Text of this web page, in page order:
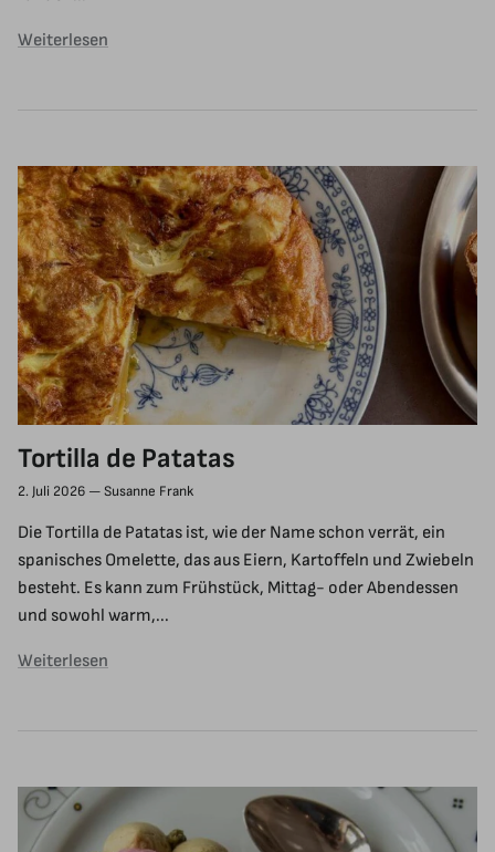
Weiterlesen
Tortilla de Patatas
2. Juli 2026 —Susanne Frank
Die Tortilla de Patatas ist, wie der Name schon verrät, ein
spanisches Omelette, das aus Eiern, Kartoffeln und Zwiebeln
besteht. Es kann zum Frühstück, Mittag- oder Abendessen
und sowohl warm,...
Weiterlesen